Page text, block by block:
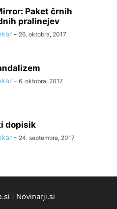
Paket črnih
pralinejev
- 26. oktobra, 2017
- 6. oktobra, 2017
dopisik
- 24. septembra, 2017